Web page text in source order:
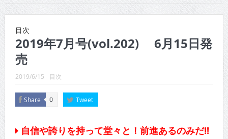
CINEMA×STYLE 291号
CINEMA×STYLE 290号
CINEMA×STYLE 289号
CINEMA×STYLE 288号
CINEMA×STYLE 286号
CINEMA×STYLE 285号
目次
2019年7月号(vol.202) 6月15日発
売
2019/6/15 目次
Share 0 Tweet
自信や誇りを持って堂々と！前進あるのみだ!!